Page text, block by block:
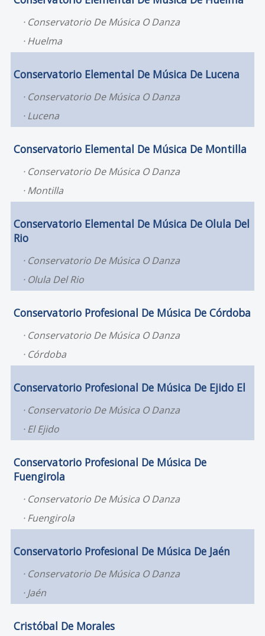
Conservatorio De Música O Danza
Huelma
Conservatorio Elemental De Música De Lucena
Conservatorio De Música O Danza
Lucena
Conservatorio Elemental De Música De Montilla
Conservatorio De Música O Danza
Montilla
Conservatorio Elemental De Música De Olula Del
Rio
Conservatorio De Música O Danza
Olula Del Rio
Conservatorio Profesional De Música De Córdoba
Conservatorio De Música O Danza
Córdoba
Conservatorio Profesional De Música De Ejido El
Conservatorio De Música O Danza
El Ejido
Conservatorio Profesional De Música De
Fuengirola
Conservatorio De Música O Danza
Fuengirola
Conservatorio Profesional De Música De Jaén
Conservatorio De Música O Danza
Jaén
Cristóbal De Morales